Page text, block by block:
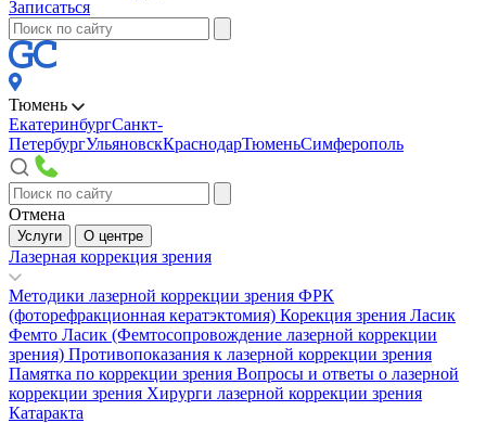
Записаться
Тюмень
ЕкатеринбургСанкт-
ПетербургУльяновскКраснодарТюменьСимферополь
Отмена
Услуги О центре
Лазерная коррекция зрения
Методики лазерной коррекции зрения ФРК
(фоторефракционная кератэктомия) Корекция зрения Ласик
Фемто Ласик (Фемтосопровождение лазерной коррекции
зрения) Противопоказания к лазерной коррекции зрения
Памятка по коррекции зрения Вопросы и ответы о лазерной
коррекции зрения Хирурги лазерной коррекции зрения
Катаракта